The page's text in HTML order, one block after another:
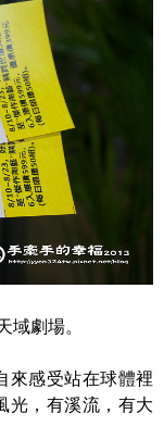
域劇場。
來感受站在球體裡
光，有溪流，有大